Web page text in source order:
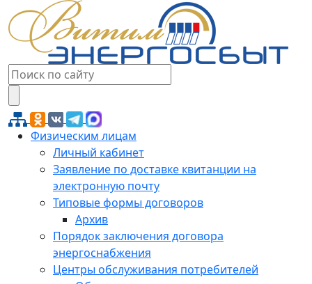
Физическим лицам
Личный кабинет
Заявление по доставке квитанции на
электронную почту
Типовые формы договоров
Архив
Порядок заключения договора
энергоснабжения
Центры обслуживания потребителей